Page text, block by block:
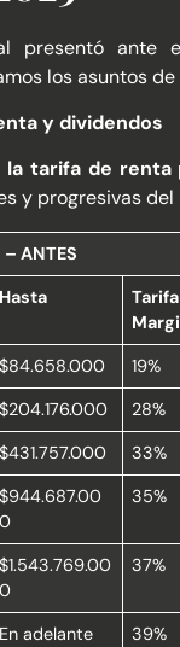
presentó ante
los asuntos
y dividendos
tarifa de
y progresivas
ANTES
Hasta
Tarifa
$84.658.000 19%
$204.176.000 28%
$431.757.000 33%
$944.687.00
0
35%
$1.543.769.00
0
37%
En adelante 39%